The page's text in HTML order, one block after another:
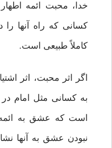
خدا، محبت ائمه
کسانى که راه آنها را
کاملاً طبیعى است.
اگر اثر محبت، اثر
به کسانى مثل امام در
است که عشق به ائمه
نبودن عشق به آنها